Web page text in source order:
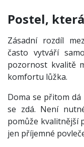
Postel,
Zásadní rozdíl
často vytváří
pozornost kvalitě
komfortu lůžka.
Doma se přitom dá
se zdá. Není
pomůže kvalitnější
jen příjemné